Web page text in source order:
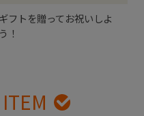
ギフトを贈ってお祝いしよ
う！